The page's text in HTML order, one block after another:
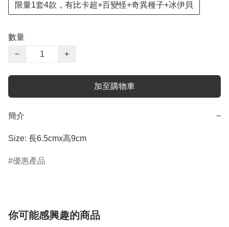
限量1套4款，有比卡超+百變怪+奇異種子+冰伊貝
數量
−
+
加至購物車
簡介 −
Size: 長6.5cmx高9cm
優惠產品
你可能感興趣的商品